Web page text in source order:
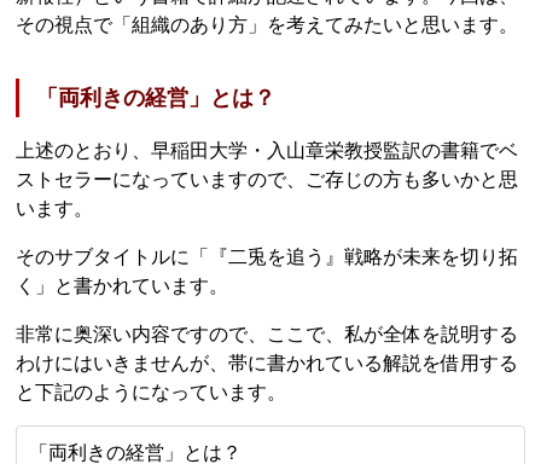
その視点で「組織のあり方」を考えてみたいと思います。
「両利きの経営」とは？
上述のとおり、早稲田大学・入山章栄教授監訳の書籍でベ
ストセラーになっていますので、ご存じの方も多いかと思
います。
そのサブタイトルに「『二兎を追う』戦略が未来を切り拓
く」と書かれています。
非常に奥深い内容ですので、ここで、私が全体を説明する
わけにはいきませんが、帯に書かれている解説を借用する
と下記のようになっています。
「両利きの経営」とは？